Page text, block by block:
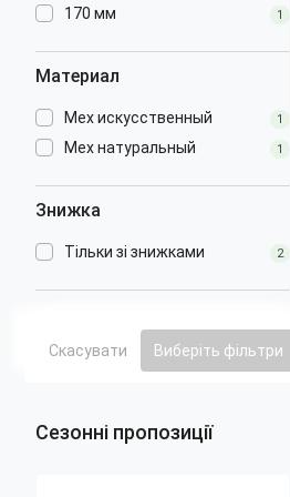
170 мм 1
Материал
Мех искусственный 1
Мех натуральный 1
Знижка
Тільки зі знижками 2
Скасувати Виберіть фільтри
Сезонні пропозиції